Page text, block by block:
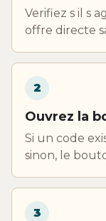
Verifiez s il s
offre directe
2
Ouvrez la
Si un code
sinon, le
3